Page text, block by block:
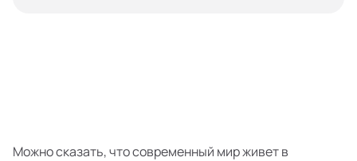
Можно сказать, что современный мир живет в